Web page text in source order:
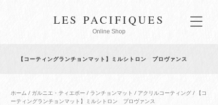
LES PACIFIQUES
Online Shop
【コーティングランチョンマット】ミルシトロン プロヴァンス
ホーム / ガルニエ・ティエボー / ランチョンマット / アクリルコーティング / 【コ
ーティングランチョンマット】ミルシトロン プロヴァンス